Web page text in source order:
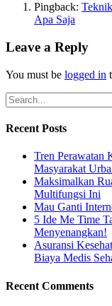
Pingback:
Apa Saja
Leave a Reply
You must be logged in
Recent Posts
Tren Perawatan
Masyarakat
Maksimalkan
Multifungsi Ini
Mau Ganti
5 Ide Me Time
Menyenangkan!
Asuransi
Biaya Medis
Recent Comments